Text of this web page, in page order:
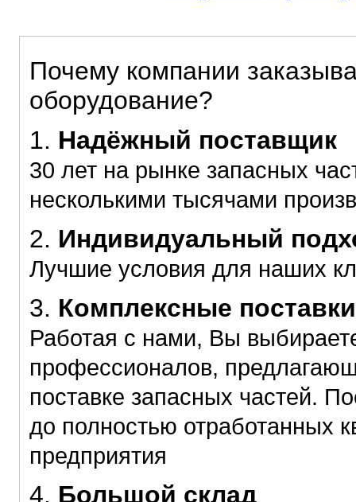
Почему компании
оборудование?
1. Надёжный поставщик
30 лет на рынке запасных
несколькими тысячами
2. Индивидуальный
Лучшие условия для наших
3. Комплексные поставки
Работая с нами, Вы
профессионалов,
поставке запасных частей.
до полностью отработанных
предприятия
4. Большой склад